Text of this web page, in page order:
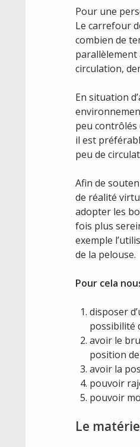
Pour une
Le carrefour
combien de
parallèlement
circulation,
En situation
peu contrôlés
il est
peu de
Afin de
de réalité
adopter les
fois plus
exemple
de la pelouse.
Pour cela
disposer
possibilité
avoir le
position
avoir la
pouvoir
pouvoir
Le